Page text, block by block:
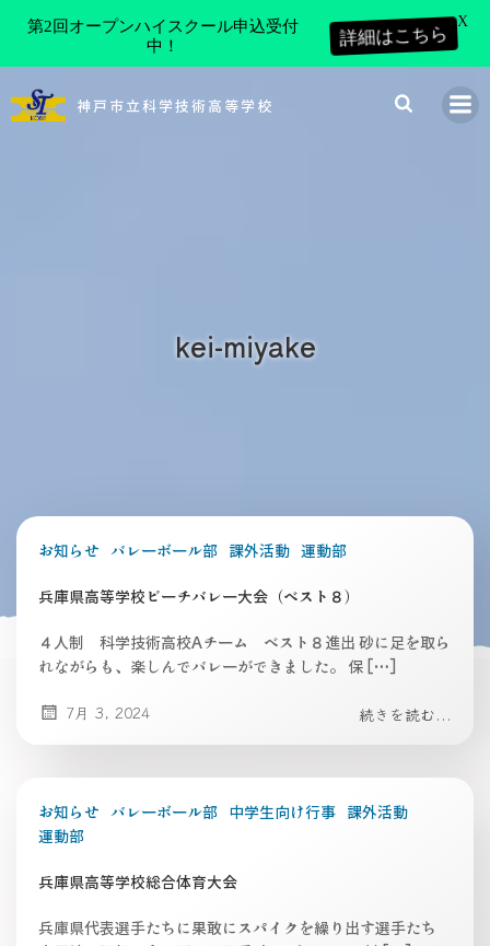
ン
神戸市立科学技術高等学校
kei-miyake
お知らせ バレーボール部 課外活動 運動部
兵庫県高等学校ビーチバレー大会（ベスト８）
４人制 科学技術高校Aチーム ベスト８進出 砂に足を取ら
れながらも、楽しんでバレーができました。 保 […]
7月 3, 2024 続きを読む...
お知らせ バレーボール部 中学生向け行事 課外活動
運動部
兵庫県高等学校総合体育大会
兵庫県代表選手たちに果敢にスパイクを繰り出す選手たち
第2回オープンハイスクール申込受付
中！
詳細はこちら
X